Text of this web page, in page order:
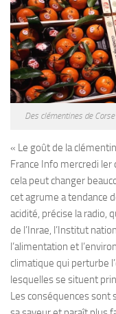
Desserts
Sauces
Des clémentines de
« Le goût de la
France Info mercredi ler
cela peut changer
cet agrume a tendance
acidité, précise la radio,
de l’Inrae, l’Institut
l’alimentation et
climatique qui perturbe
lesquelles se situent
Les conséquences sont